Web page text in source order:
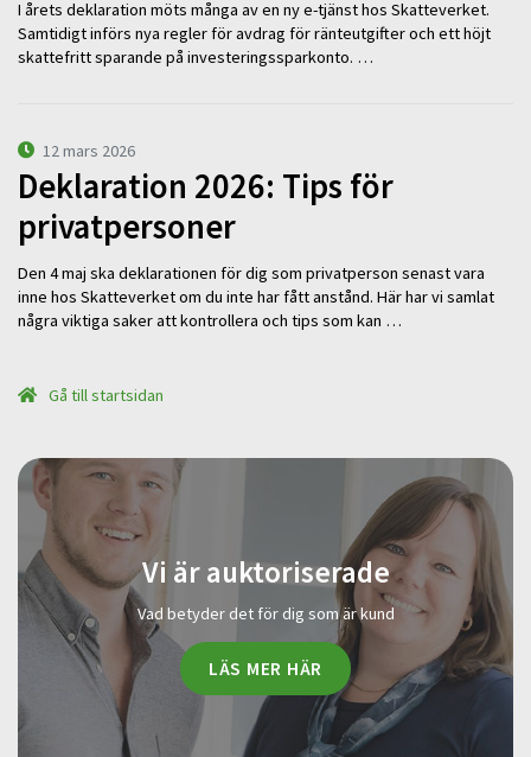
I årets deklaration möts många av en ny e-tjänst hos Skatteverket.
Samtidigt införs nya regler för avdrag för ränteutgifter och ett höjt
skattefritt sparande på investeringssparkonto. …
12 mars 2026
Deklaration 2026: Tips för
privatpersoner
Den 4 maj ska deklarationen för dig som privatperson senast vara
inne hos Skatteverket om du inte har fått anstånd. Här har vi samlat
några viktiga saker att kontrollera och tips som kan …
Gå till startsidan
Vi är auktoriserade
Vad betyder det för dig som är kund
LÄS MER HÄR